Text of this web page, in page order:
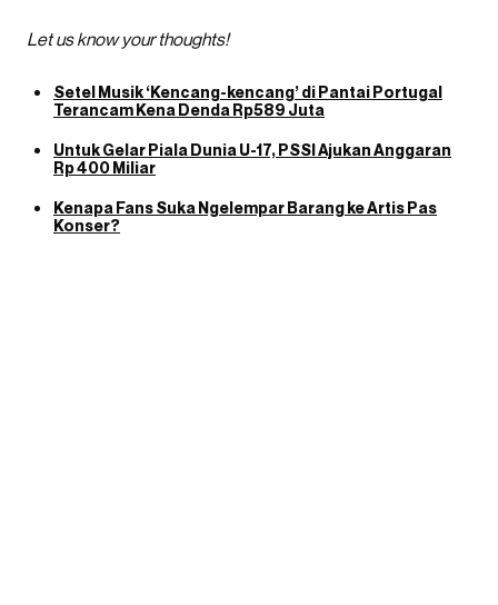
Let us know your thoughts!
Setel Musik ‘Kencang-kencang’ di Pantai Portugal
Terancam Kena Denda Rp589 Juta
Untuk Gelar Piala Dunia U-17, PSSI Ajukan Anggaran
Rp 400 Miliar
Kenapa Fans Suka Ngelempar Barang ke Artis Pas
Konser?